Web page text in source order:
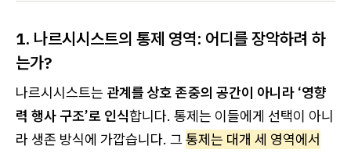
1. 나르시시스트의 통제 영역: 어디를 장악하려 하
는가?
나르시시스트는 관계를 상호 존중의 공간이 아니라 ‘영향
력 행사 구조’로 인식합니다. 통제는 이들에게 선택이 아니
라 생존 방식에 가깝습니다. 그 통제는 대개 세 영역에서